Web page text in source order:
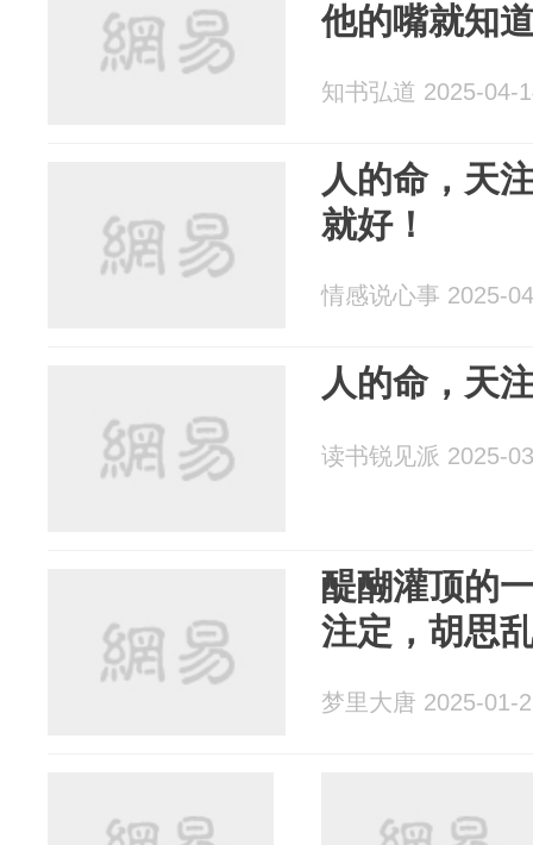
他的嘴就知
知书弘道 2025-04-
人的命，天
就好！
情感说心事 2025-
人的命，天
读书锐见派 2025-
醍醐灌顶的
注定，胡思
梦里大唐 2025-01-